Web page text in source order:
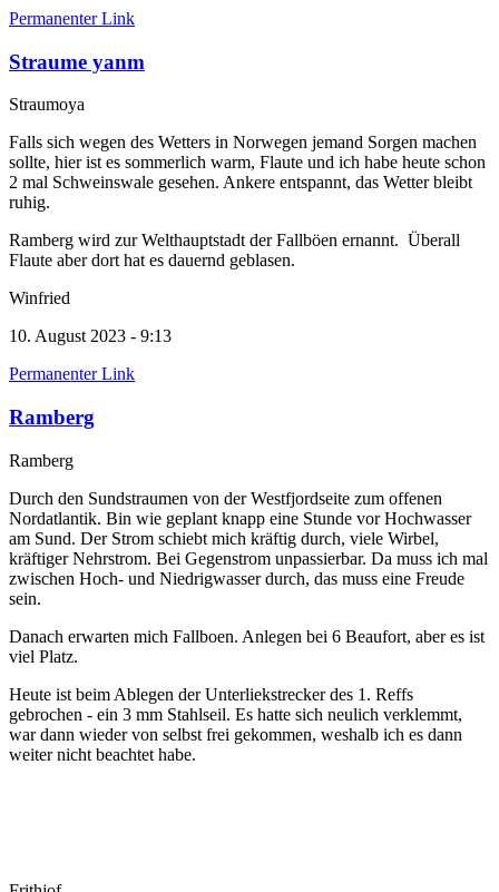
Permanenter Link
Straume yanm
Straumoya
Falls sich wegen des Wetters in Norwegen jemand Sorgen machen
sollte, hier ist es sommerlich warm, Flaute und ich habe heute schon
2 mal Schweinswale gesehen. Ankere entspannt, das Wetter bleibt
ruhig.
Ramberg wird zur Welthauptstadt der Fallböen ernannt. Überall
Flaute aber dort hat es dauernd geblasen.
Winfried
10. August 2023 - 9:13
Permanenter Link
Ramberg
Ramberg
Durch den Sundstraumen von der Westfjordseite zum offenen
Nordatlantik. Bin wie geplant knapp eine Stunde vor Hochwasser
am Sund. Der Strom schiebt mich kräftig durch, viele Wirbel,
kräftiger Nehrstrom. Bei Gegenstrom unpassierbar. Da muss ich mal
zwischen Hoch- und Niedrigwasser durch, das muss eine Freude
sein.
Danach erwarten mich Fallboen. Anlegen bei 6 Beaufort, aber es ist
viel Platz.
Heute ist beim Ablegen der Unterliekstrecker des 1. Reffs
gebrochen - ein 3 mm Stahlseil. Es hatte sich neulich verklemmt,
war dann wieder von selbst frei gekommen, weshalb ich es dann
weiter nicht beachtet habe.